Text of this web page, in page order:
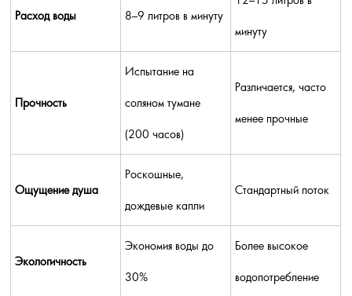
Расход воды 8–9 литров в минуту
минуту
Прочность
Испытание на
соляном тумане
(200 часов)
Различается, часто
менее прочные
Ощущение душа
Роскошные,
дождевые капли
Стандартный поток
Экологичность
Экономия воды до
30%
Более высокое
водопотребление